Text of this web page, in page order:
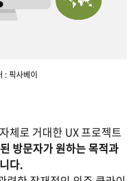
: 픽사베이
체로 거대한 UX 프로젝트
방문자가 원하는 목적과
다.